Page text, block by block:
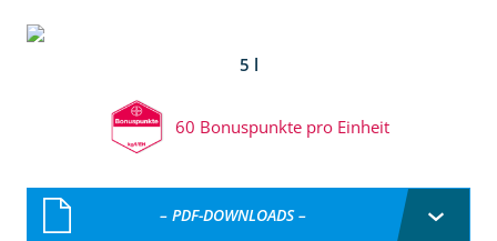
5 l
60 Bonuspunkte pro Einheit
– PDF-DOWNLOADS –